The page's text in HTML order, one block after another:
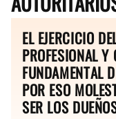
EL EJERCICIO
PROFESIONAL
FUNDAMENTAL
POR ESO
SER LOS